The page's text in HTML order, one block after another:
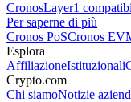
CronosLayer1
Per saperne di più
Cronos PoSCronos
Esplora
AffiliazioneIstituzionali
Crypto.com
Chi siamoNotizie